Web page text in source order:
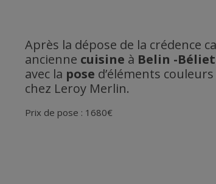
Après la dépose de la crédence
ancienne cuisine à Belin -Béliet
avec la pose d’éléments
chez Leroy Merlin.
Prix de pose : 1680€